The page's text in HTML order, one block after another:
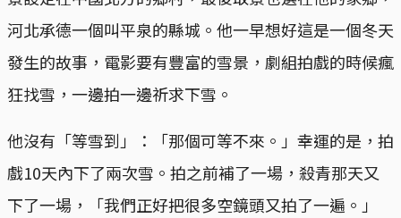
河北承德一個叫平泉的縣城。他一早想好這是一個冬天
發生的故事，電影要有豐富的雪景，劇組拍戲的時候瘋
狂找雪，一邊拍一邊祈求下雪。
他沒有「等雪到」：「那個可等不來。」幸運的是，拍
戲10天內下了兩次雪。拍之前補了一場，殺青那天又
下了一場，「我們正好把很多空鏡頭又拍了一遍。」